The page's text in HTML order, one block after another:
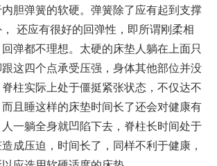
胆弹簧的软硬。弹簧除了应有起到支撑
还应有很好的回弹性，即所谓刚柔相
弹都不理想。太硬的床垫人躺在上面只
这四个点承受压强，身体其他部位并没
柱实际上处于僵挺紧张状态，不仅达不
且睡这样的床垫时间长了还会对健康有
一躺全身就凹陷下去，脊柱长时间处于
成压迫，时间长了，同样不利于健康，